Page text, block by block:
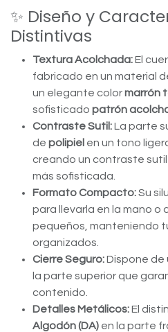
✨ Diseño y
Distintivas
Textura Acolchada:El
fabricado en un material
un elegante colormarrón
sofisticado patrón
Contraste Sutil:La parte
de polipiel en un tono
creando un contraste
más sofisticada.
Formato Compacto:Su
para llevarla en la mano o
pequeños, manteniendo
organizados.
Cierre Seguro:Dispone de
la parte superior que
contenido.
Detalles Metálicos:El
Algodón (DA) en la parte